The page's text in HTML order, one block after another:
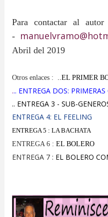
Para contactar al
-
Abril del 2019
Otros enlaces : ..EL PRIMER
... ENTREGA DOS:
.. ENTREGA 3 - SUB-
ENTREGA 4: EL FEELING
ENTREGA 5 : LA BACHATA
ENTREGA 6 : EL BOLERO
ENTREGA 7 : EL BOLERO